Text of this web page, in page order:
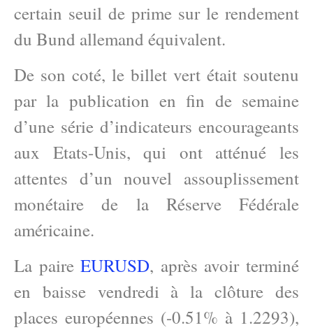
certain seuil de prime sur le rendement
du Bund allemand équivalent.
De son coté, le billet vert était soutenu
par la publication en fin de semaine
d’une série d’indicateurs encourageants
aux Etats-Unis, qui ont atténué les
attentes d’un nouvel assouplissement
monétaire de la Réserve Fédérale
américaine.
La paireEURUSD, après avoir terminé
en baisse vendredi à la clôture des
places européennes (-0.51% à 1.2293),